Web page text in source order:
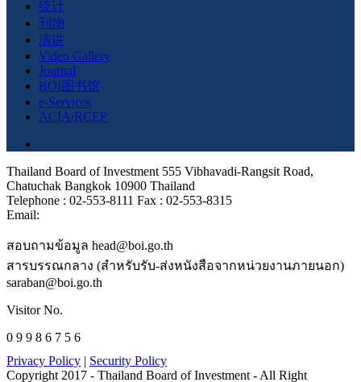
统计
刊物
演讲
Video Gallery
Journal
BOI图书馆
e-Services
ACIA/RCEP
Thailand Board of Investment 555 Vibhavadi-Rangsit Road,
Chatuchak Bangkok 10900 Thailand
Telephone : 02-553-8111 Fax : 02-553-8315
Email:
สอบถามข้อมูล head@boi.go.th
สารบรรณกลาง (สำหรับรับ-ส่งหนังสือจากหน่วยงานภายนอก)
saraban@boi.go.th
Visitor No.
0 9 9 8 6 7 5 6
Privacy Policy | Security Policy
Copyright 2017 - Thailand Board of Investment - All Right